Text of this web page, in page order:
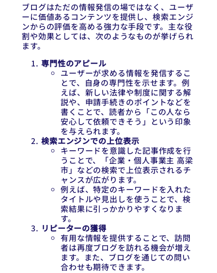
ブログはただの情報発信の場ではなく、ユーザ
ーに価値あるコンテンツを提供し、検索エンジ
ンからの評価を高める強力な手段です。主な役
割や効果としては、次のようなものが挙げられ
ます。
専門性のアピール
ユーザーが求める情報を発信するこ
とで、自身の専門性を示せます。例
えば、新しい法律や制度に関する解
説や、申請手続きのポイントなどを
書くことで、読者から「この人なら
安心して依頼できそう」という印象
を与えられます。
検索エンジンでの上位表示
キーワードを意識した記事作成を行
うことで、「企業・個人事業主 高梁
市」などの検索で上位表示されるチ
ャンスが広がります。
例えば、特定のキーワードを入れた
タイトルや見出しを使うことで、検
索結果に引っかかりやすくなりま
す。
リピーターの獲得
有用な情報を提供することで、訪問
者は再度ブログを訪れる機会が増え
ます。また、ブログを通じての問い
合わせも期待できます。